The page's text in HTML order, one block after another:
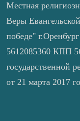
Местная
Веры
победе"
5612085360 КПП
государственной
от 21 марта 2017